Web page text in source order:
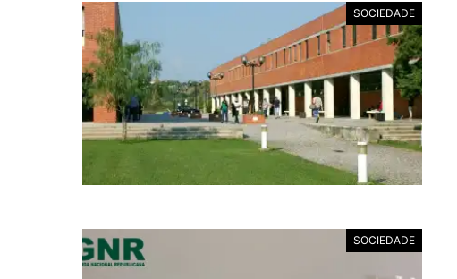
SOCIEDADE
SOCIEDADE